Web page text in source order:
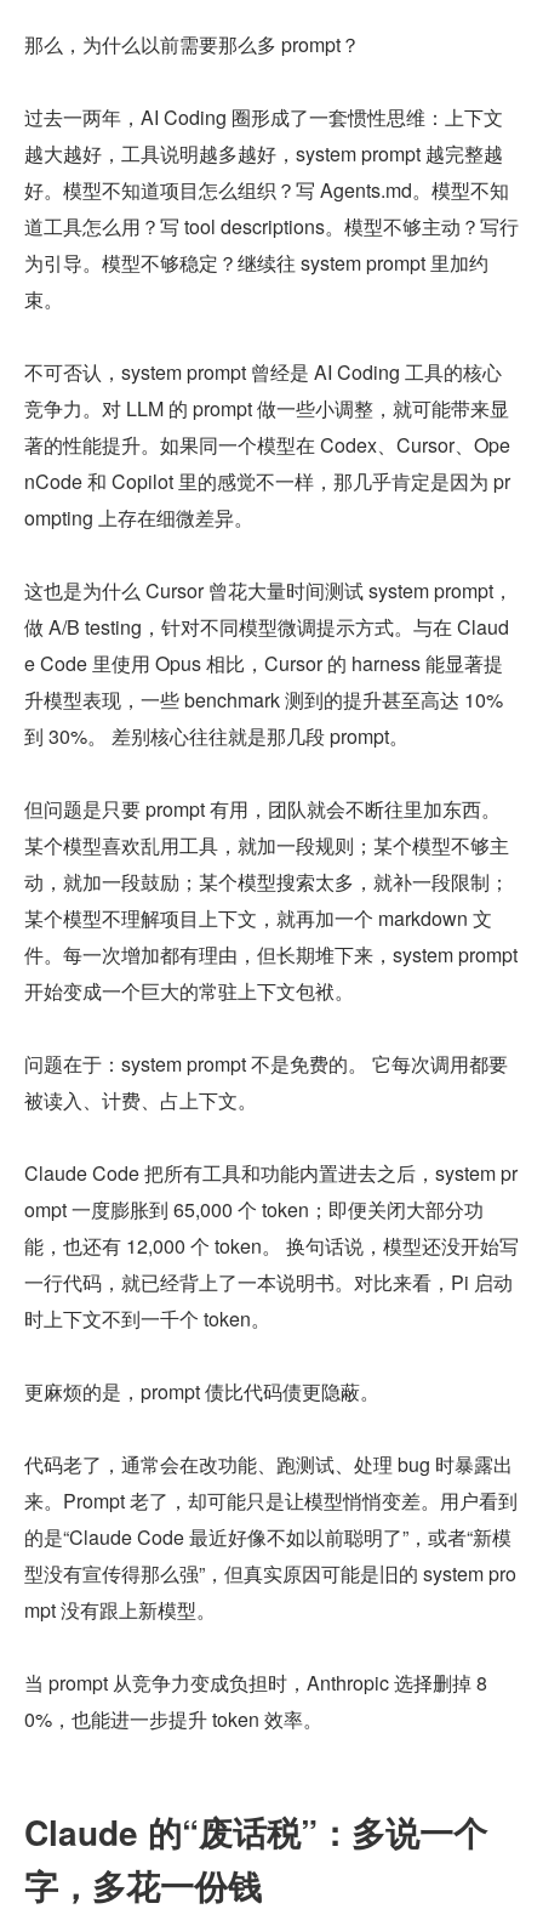
那么，为什么以前需要那么多 prompt？
过去一两年，AI Coding 圈形成了一套惯性思维：上下文
越大越好，工具说明越多越好，system prompt 越完整越
好。模型不知道项目怎么组织？写 Agents.md。模型不知
道工具怎么用？写 tool descriptions。模型不够主动？写行
为引导。模型不够稳定？继续往 system prompt 里加约
束。
不可否认，system prompt 曾经是 AI Coding 工具的核心
竞争力。对 LLM 的 prompt 做一些小调整，就可能带来显
著的性能提升。如果同一个模型在 Codex、Cursor、Ope
nCode 和 Copilot 里的感觉不一样，那几乎肯定是因为 pr
ompting 上存在细微差异。
这也是为什么 Cursor 曾花大量时间测试 system prompt，
做 A/B testing，针对不同模型微调提示方式。与在 Claud
e Code 里使用 Opus 相比，Cursor 的 harness 能显著提
升模型表现，一些 benchmark 测到的提升甚至高达 10%
到 30%。 差别核心往往就是那几段 prompt。
但问题是只要 prompt 有用，团队就会不断往里加东西。
某个模型喜欢乱用工具，就加一段规则；某个模型不够主
动，就加一段鼓励；某个模型搜索太多，就补一段限制；
某个模型不理解项目上下文，就再加一个 markdown 文
件。每一次增加都有理由，但长期堆下来，system prompt
开始变成一个巨大的常驻上下文包袱。
问题在于：system prompt 不是免费的。 它每次调用都要
被读入、计费、占上下文。
Claude Code 把所有工具和功能内置进去之后，system pr
ompt 一度膨胀到 65,000 个 token；即便关闭大部分功
能，也还有 12,000 个 token。 换句话说，模型还没开始写
一行代码，就已经背上了一本说明书。对比来看，Pi 启动
时上下文不到一千个 token。
更麻烦的是，prompt 债比代码债更隐蔽。
代码老了，通常会在改功能、跑测试、处理 bug 时暴露出
来。Prompt 老了，却可能只是让模型悄悄变差。用户看到
的是“Claude Code 最近好像不如以前聪明了”，或者“新模
型没有宣传得那么强”，但真实原因可能是旧的 system pro
mpt 没有跟上新模型。
当 prompt 从竞争力变成负担时，Anthropic 选择删掉 8
0%，也能进一步提升 token 效率。
Claude 的“废话税”：多说一个
字，多花一份钱